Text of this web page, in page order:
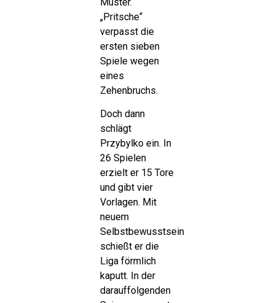
„Pritsche“
verpasst die
ersten sieben
Spiele wegen
eines
Zehenbruchs.
Doch dann
schlägt
Przybylko ein. In
26 Spielen
erzielt er 15 Tore
und gibt vier
Vorlagen. Mit
neuem
Selbstbewusstsein
schießt er die
Liga förmlich
kaputt. In der
darauffolgenden